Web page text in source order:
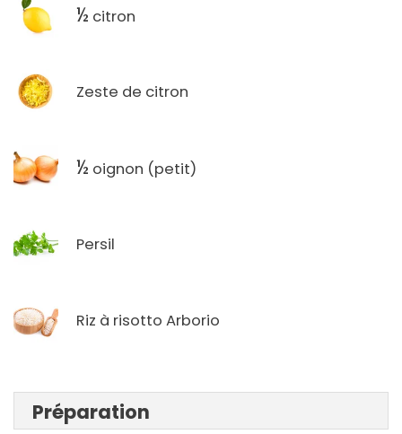
½ citron
Zeste de citron
½ oignon (petit)
Persil
Riz à risotto Arborio
Préparation